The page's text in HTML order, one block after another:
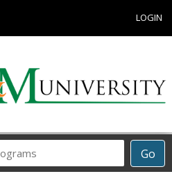
LOGIN
Go
Career